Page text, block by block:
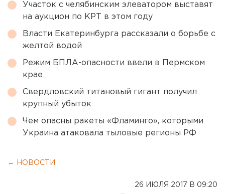
Участок с челябинским элеватором выставят
на аукцион по КРТ в этом году
Власти Екатеринбурга рассказали о борьбе с
желтой водой
Режим БПЛА-опасности ввели в Пермском
крае
Свердловский титановый гигант получил
крупный убыток
Чем опасны ракеты «Фламинго», которыми
Украина атаковала тыловые регионы РФ
← НОВОСТИ
26 ИЮЛЯ 2017 В 09:20